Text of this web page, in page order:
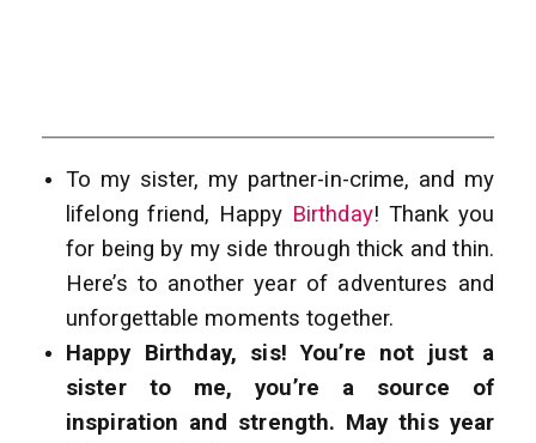
To my sister, my partner-in-crime, and my
lifelong friend, Happy Birthday! Thank you
for being by my side through thick and thin.
Here’s to another year of adventures and
unforgettable moments together.
Happy Birthday, sis! You’re not just a
sister to me, you’re a source of
inspiration and strength. May this year